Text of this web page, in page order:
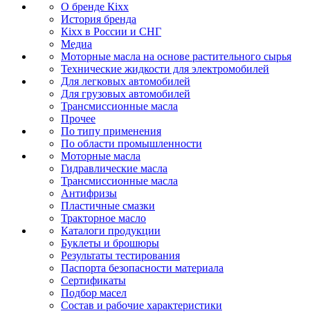
О бренде Кіхх
История бренда
Кіхx в России и СНГ
Медиа
Моторные масла на основе растительного сырья
Технические жидкости для электромобилей
Для легковых автомобилей
Для грузовых автомобилей
Трансмиссионные масла
Прочее
По типу применения
По области промышленности
Моторные масла
Гидравлические масла
Трансмиссионные масла
Антифризы
Пластичные смазки
Тракторное масло
Каталоги продукции
Буклеты и брошюры
Результаты тестирования
Паспорта безопасности материала
Сертификаты
Подбор масел
Состав и рабочие характеристики